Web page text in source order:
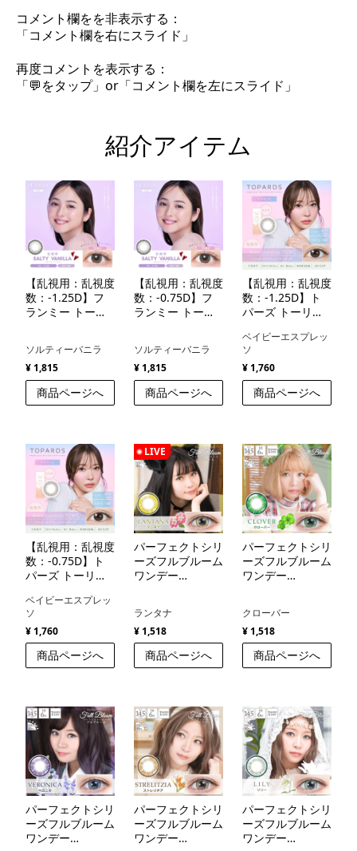
コメント欄をを非表示する：
「コメント欄を右にスライド」
再度コメントを表示する：
「💬をタップ」or「コメント欄を左にスライド」
紹介アイテム
【乱視用：乱視度
数：-1.25D】フ
ランミー トーリ
ソルティーバニラ
¥ 1,815
商品ページへ
【乱視用：乱視度
数：-0.75D】フ
ランミー トーリ
ソルティーバニラ
¥ 1,815
商品ページへ
【乱視用：乱視度
数：-1.25D】ト
パーズ トーリッ
TORIC）
ベイビーエスプレッ
ソ
¥ 1,760
商品ページへ
【乱視用：乱視度
数：-0.75D】ト
パーズ トーリッ
TORIC）
ベイビーエスプレッ
ソ
¥ 1,760
商品ページへ
LIVE
パーフェクトシリ
ーズフルブルーム
ワンデー
ランタナ
¥ 1,518
商品ページへ
パーフェクトシリ
ーズフルブルーム
ワンデー
クローバー
¥ 1,518
商品ページへ
パーフェクトシリ
ーズフルブルーム
ワンデー
パーフェクトシリ
ーズフルブルーム
ワンデー
パーフェクトシリ
ーズフルブルーム
ワンデー